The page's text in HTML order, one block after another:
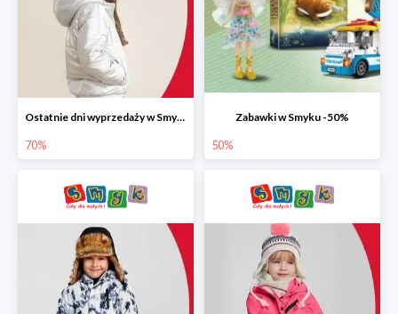
Ostatnie dni wyprzedaży w Smyku do -70%
70%
Zabawki w Smyku -50%
50%